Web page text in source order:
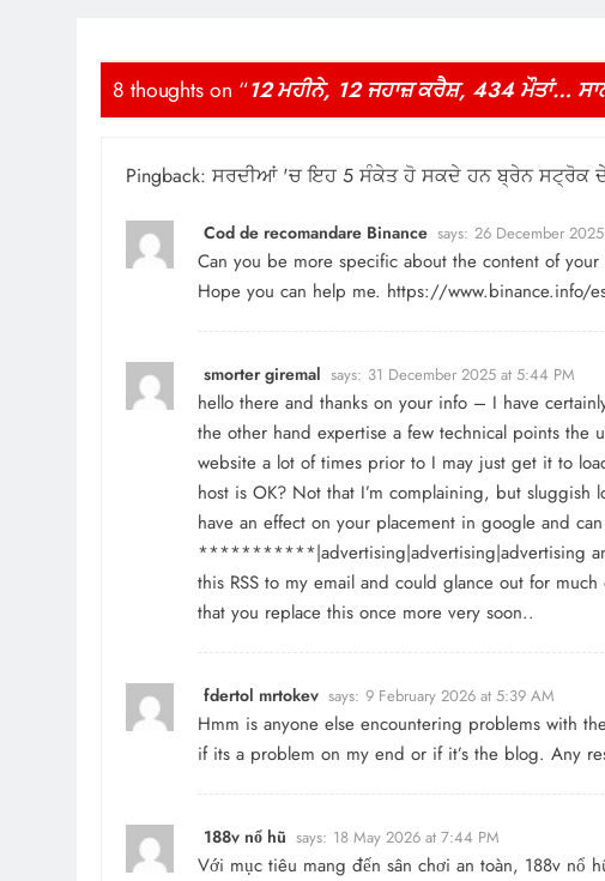
8 thoughts on “12 ਮਹੀਨੇ, 12 ਜਹਾਜ਼ ਕਰੈਸ਼, 434 ਮੌਤਾਂ…
Pingback: ਸਰਦੀਆਂ 'ਚ ਇਹ 5 ਸੰਕੇਤ ਹੋ ਸਕਦੇ ਹਨ ਬ੍ਰੇਨ ਸਟ੍ਰੋਕ ਦੇ
Cod de recomandare Binance says: 26 December
Can you be more specific about the content of
Hope you can help me. https://www.binance.info/
smorter giremal says: 31 December 2025 at 5:44 PM
hello there and thanks on your info – I have
the other hand expertise a few technical points the
website a lot of times prior to I may just get it to
host is OK? Not that I’m complaining, but sluggish
have an effect on your placement in google and
***********|advertising|advertising|advertising
this RSS to my email and could glance out for
that you replace this once more very soon..
fdertol mrtokev says: 9 February 2026 at 5:39 AM
Hmm is anyone else encountering problems with
if its a problem on my end or if it’s the blog. Any
188v nổ hũ says: 18 May 2026 at 7:44 PM
Với mục tiêu mang đến sân chơi an toàn, 188v nổ